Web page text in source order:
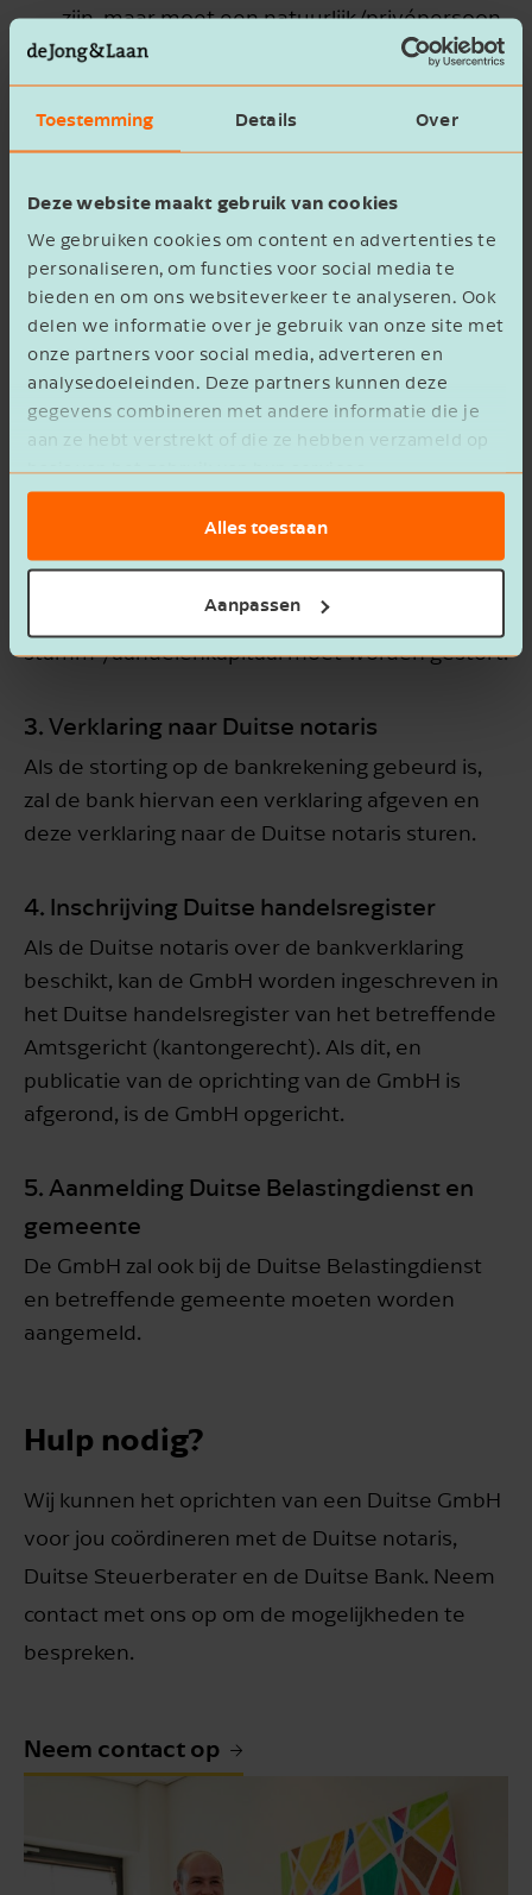
Toestemming Details Over
Deze website maakt gebruik van cookies
We gebruiken cookies om content en advertenties te
personaliseren, om functies voor social media te
bieden en om ons websiteverkeer te analyseren. Ook
delen we informatie over je gebruik van onze site met
onze partners voor social media, adverteren en
analysedoeleinden. Deze partners kunnen deze
gegevens combineren met andere informatie die je
aan ze hebt verstrekt of die ze hebben verzameld op
basis van het gebruik van hun services.
Alles toestaan
Aanpassen
zijn, maar moet een natuurlijk/privépersoon
zijn. De notaris heeft een kopie van een
geldig legitimatiebewijs van deze
Geschäftsführer nodig.
Wie wordt de aandeelhouder van de GmbH?
persoon) zal ook nog nadere informatie
moeten worden aangeleverd.
Een opgaaf van de hoogte van het in
Duitsland te storten stamm-/
aandelenkapitaal. Het in Duitsland minimaal
te storten aandelenkapitaal bedraagt €
25.000.
2. Openen bankrekening en storting
Als het Gesellschaftsvertrag is opgesteld, kan
met een bank (bijvoorbeeld de Volksbank in
openen van een bankrekening waarop het
stamm-/aandelenkapitaal moet worden gestort.
3. Verklaring naar Duitse notaris
Als de storting op de bankrekening gebeurd is,
zal de bank hiervan een verklaring afgeven en
deze verklaring naar de Duitse notaris sturen.
4. Inschrijving Duitse handelsregister
Als de Duitse notaris over de bankverklaring
beschikt, kan de GmbH worden ingeschreven in
het Duitse handelsregister van het betreffende
Amtsgericht (kantongerecht). Als dit, en
publicatie van de oprichting van de GmbH is
afgerond, is de GmbH opgericht.
5. Aanmelding Duitse Belastingdienst en
gemeente
De GmbH zal ook bij de Duitse Belastingdienst
en betreffende gemeente moeten worden
aangemeld.
Hulp nodig?
Wij kunnen het oprichten van een Duitse GmbH
voor jou coördineren met de Duitse notaris,
Duitse Steuerberater en de Duitse Bank. Neem
contact met ons op om de mogelijkheden te
bespreken.
Neem contact op